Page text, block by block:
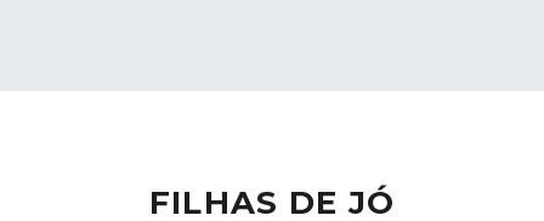
FILHAS DE JÓ